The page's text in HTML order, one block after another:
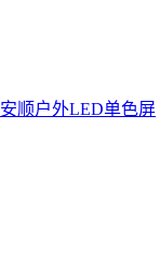
安顺户外LED单色屏